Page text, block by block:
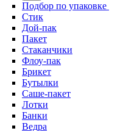
Подбор по упаковке
Стик
Дой-пак
Пакет
Стаканчики
Флоу-пак
Брикет
Бутылки
Саше-пакет
Лотки
Банки
Ведра